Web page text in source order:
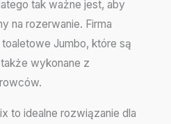
tak ważne jest, aby
na rozerwanie. Firma
Jumbo, które są
wykonane z
to idealne rozwiązanie dla